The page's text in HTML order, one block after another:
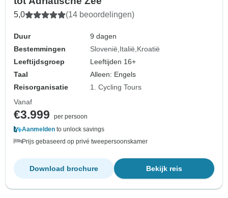
5,0 (14 beoordelingen)
Duur
9 dagen
Bestemmingen
Slovenië Italië Kroatië
Leeftijdsgroep
Leeftijden 16+
Taal
Alleen: Engels
Reisorganisatie
1. Cycling Tours
Vanaf
€3.999
per persoon
Aanmelden to unlock savings
Prijs gebaseerd op privé tweepersoonskamer
Bekijk reis
Download brochure